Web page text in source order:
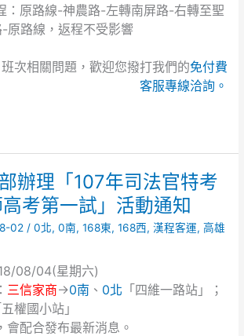
：原路線-神農路-左轉南屏路-右轉至聖
原路線，返程不受影響
次相關問題，歡迎您撥打我們的免付費
客服專線洽詢。
辦理「107年司法官特考
考第一試」活動通知
02/0北,0南,168東,168西,漢程客運,高雄
08/04(星期六)
三信家商→0南 、 0北 「四維一路站」；
五權國小站」
會配合發布最新消息。